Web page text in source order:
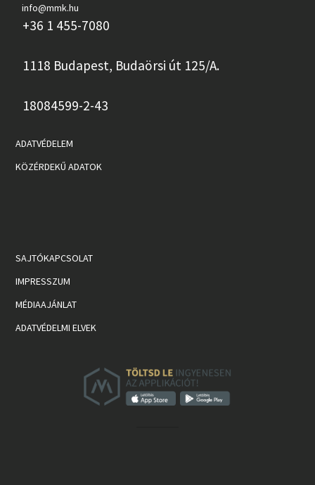
info@mmk.hu
+36 1 455-7080
1118 Budapest, Budaörsi út 125/A.
18084599-2-43
ADATVÉDELEM
KÖZÉRDEKŰ ADATOK
SAJTÓKAPCSOLAT
IMPRESSZUM
MÉDIAAJÁNLAT
ADATVÉDELMI ELVEK